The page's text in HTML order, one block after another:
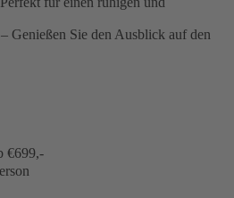
Genießen Sie den Ausblick auf den
€699,-